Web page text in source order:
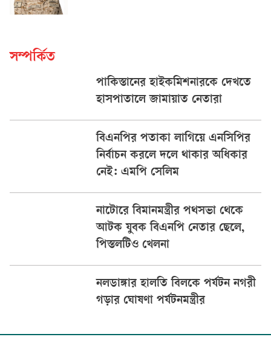
সম্পর্কিত
পাকিস্তানের হাইকমিশনারকে দেখতে
হাসপাতালে জামায়াত নেতারা
বিএনপির পতাকা লাগিয়ে এনসিপির
নির্বাচন করলে দলে থাকার অধিকার
নেই: এমপি সেলিম
নাটোরে বিমানমন্ত্রীর পথসভা থেকে
আটক যুবক বিএনপি নেতার ছেলে,
পিস্তলটিও খেলনা
নলডাঙ্গার হালতি বিলকে পর্যটন নগরী
গড়ার ঘোষণা পর্যটনমন্ত্রীর